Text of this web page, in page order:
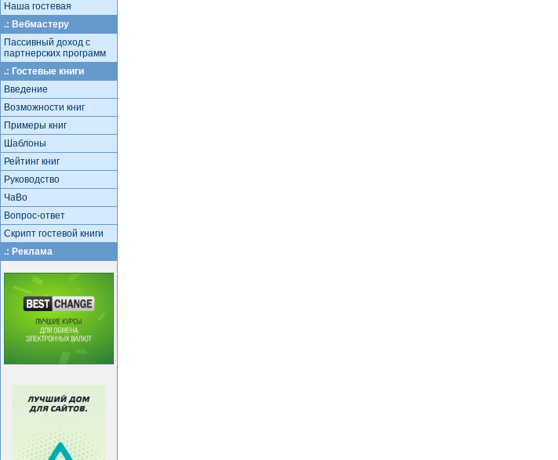
Наша гостевая
.: Вебмастеру
Пассивный доход с
партнерских программ
.: Гостевые книги
Введение
Возможности книг
Примеры книг
Шаблоны
Рейтинг книг
Руководство
ЧаВо
Вопрос-ответ
Скрипт гостевой книги
.: Реклама